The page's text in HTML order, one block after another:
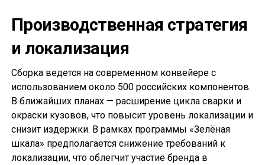
Производственная стратегия
и локализация
Сборка ведется на современном конвейере с
использованием около 500 российских компонентов.
В ближайших планах — расширение цикла сварки и
окраски кузовов, что повысит уровень локализации и
снизит издержки. В рамках программы «Зелёная
шкала» предполагается снижение требований к
локализации, что облегчит участие бренда в